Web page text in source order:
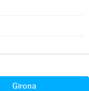
Girona